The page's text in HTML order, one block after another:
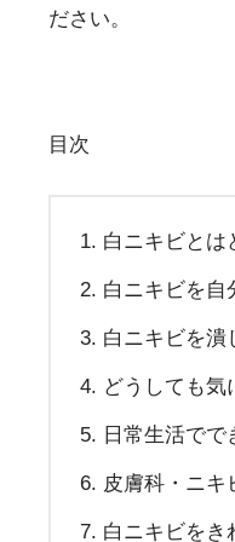
ださい。
目次
白ニキビとは
白ニキビを自
白ニキビを潰
どうしても気
日常生活で
皮膚科・ニキ
白ニキビをき